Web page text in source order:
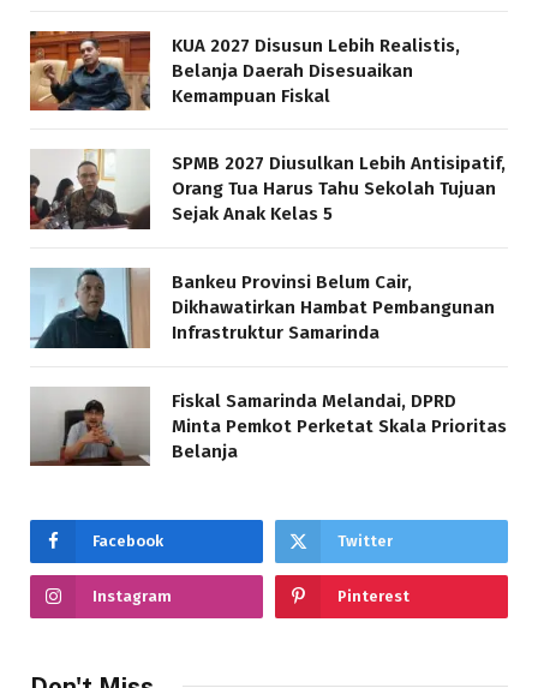
KUA 2027 Disusun Lebih Realistis,
Belanja Daerah Disesuaikan
Kemampuan Fiskal
SPMB 2027 Diusulkan Lebih Antisipatif,
Orang Tua Harus Tahu Sekolah Tujuan
Sejak Anak Kelas 5
Bankeu Provinsi Belum Cair,
Dikhawatirkan Hambat Pembangunan
Infrastruktur Samarinda
Fiskal Samarinda Melandai, DPRD
Minta Pemkot Perketat Skala Prioritas
Belanja
Facebook Twitter
Instagram Pinterest